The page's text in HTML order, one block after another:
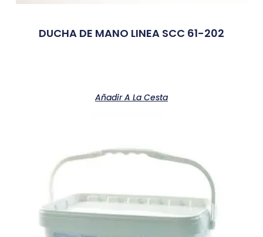
DUCHA DE MANO LINEA SCC 61-202
Añadir A La Cesta